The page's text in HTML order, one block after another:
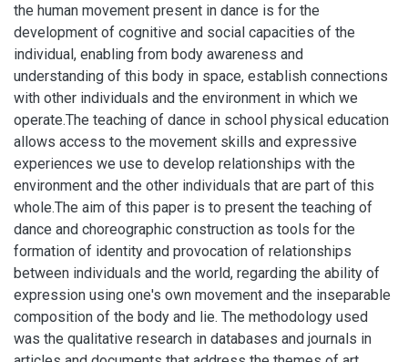
the human movement present in dance is for the
development of cognitive and social capacities of the
individual, enabling from body awareness and
understanding of this body in space, establish connections
with other individuals and the environment in which we
operate.The teaching of dance in school physical education
allows access to the movement skills and expressive
experiences we use to develop relationships with the
environment and the other individuals that are part of this
whole.The aim of this paper is to present the teaching of
dance and choreographic construction as tools for the
formation of identity and provocation of relationships
between individuals and the world, regarding the ability of
expression using one's own movement and the inseparable
composition of the body and lie. The methodology used
was the qualitative research in databases and journals in